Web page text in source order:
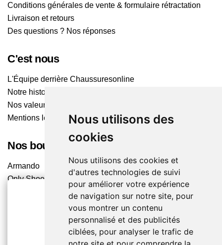
Nous utilisons des
cookies
Nous utilisons des cookies et
d'autres technologies de suivi
pour améliorer votre expérience
de navigation sur notre site, pour
vous montrer un contenu
personnalisé et des publicités
ciblées, pour analyser le trafic de
2€ OFFERTS
EN CRÉANT UN COMPTE
Conditions générales de vente & formulaire rétractation
Livraison et retours
Des questions ? Nos réponses
C'est nous
L'Équipe derrière Chaussuresonline
Notre histoire
Nos valeurs
Mentions légales
Nos boutiques
Armando
Only Shoes
Trouvez le magasin le plus proche